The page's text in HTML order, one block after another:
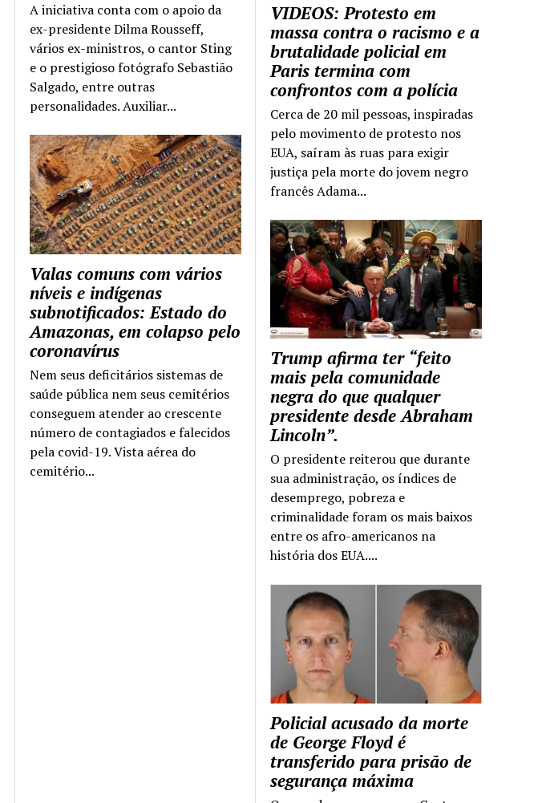
VIDEOS: Protesto em
massa contra o racismo e a
brutalidade policial em
Paris termina com
confrontos com a polícia
Cerca de 20 mil pessoas, inspiradas
pelo movimento de protesto nos
EUA, saíram às ruas para exigir
justiça pela morte do jovem negro
francês Adama...
Trump afirma ter “feito
mais pela comunidade
negra do que qualquer
presidente desde Abraham
Lincoln”.
O presidente reiterou que durante
sua administração, os índices de
desemprego, pobreza e
criminalidade foram os mais baixos
entre os afro-americanos na
história dos EUA....
Policial acusado da morte
de George Floyd é
transferido para prisão de
segurança máxima
A iniciativa conta com o apoio da
ex-presidente Dilma Rousseff,
vários ex-ministros, o cantor Sting
e o prestigioso fotógrafo Sebastião
Salgado, entre outras
personalidades. Auxiliar...
Valas comuns com vários
níveis e indígenas
subnotificados: Estado do
Amazonas, em colapso pelo
coronavírus
Nem seus deficitários sistemas de
saúde pública nem seus cemitérios
conseguem atender ao crescente
número de contagiados e falecidos
pela covid-19. Vista aérea do
cemitério...